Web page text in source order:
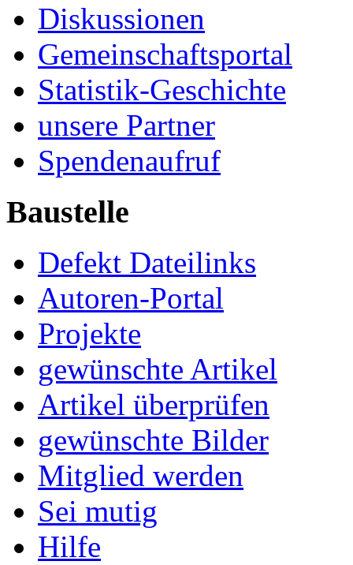
Diskussionen
Gemeinschaftsportal
Statistik-Geschichte
unsere Partner
Spendenaufruf
Baustelle
Defekt Dateilinks
Autoren-Portal
Projekte
gewünschte Artikel
Artikel überprüfen
gewünschte Bilder
Mitglied werden
Sei mutig
Hilfe